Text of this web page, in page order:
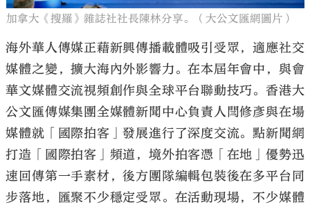
加拿大《搜羅》雜誌社社長陳林分享。（大公文匯網圖片）
海外華人傳媒正藉新興傳播載體吸引受眾，適應社交
媒體之變，擴大海內外影響力。在本屆年會中，與會
華文媒體交流視頻創作與全球平台聯動技巧。香港大
公文匯傳媒集團全媒體新聞中心負責人閆修彥與在場
媒體就「國際拍客」發展進行了深度交流。點新聞網
打造「國際拍客」頻道，境外拍客憑「在地」優勢迅
速回傳第一手素材，後方團隊編輯包裝後在多平台同
步落地，匯聚不少穩定受眾。在活動現場，不少媒體